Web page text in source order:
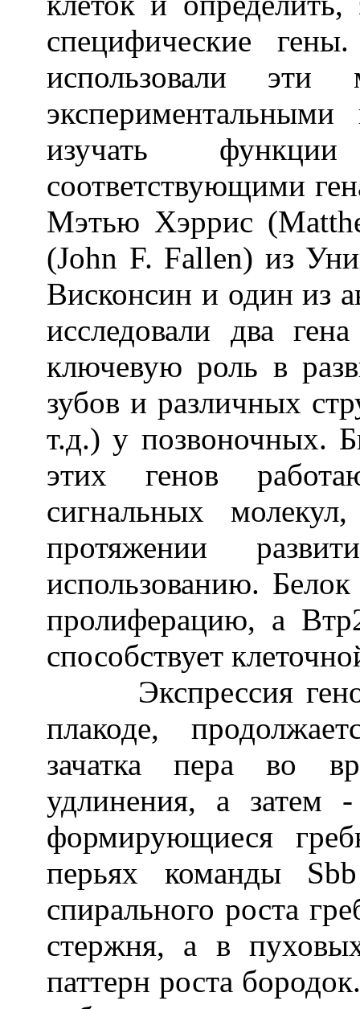
специфические
использовали
изучать
соответствующими
Мэтью Хэррис
(John F. Fallen) из
Висконсин и один из
исследовали два
ключевую роль в
зубов и различных
т.д.) у позвоночных.
этих генов
сигнальных
протяжении
использованию.
пролиферацию, а
способствует
Экспрессия генов
плакоде,
зачатка пера во
удлинения, а затем
формирующиеся
перьях команды
спирального роста
стержня, а в
паттерн роста